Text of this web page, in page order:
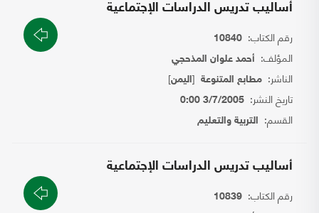
أساليب تدريس الدراسات الإجتماعية
رقم الكتاب: 10840
المؤلف: أحمد علوان المذحجي
الناشر: مطابع المتنوعة [اليمن]
تاريخ النشر: 3/7/2005 0:00
القسم: التربية والتعليم
أساليب تدريس الدراسات الإجتماعية
رقم الكتاب: 10839